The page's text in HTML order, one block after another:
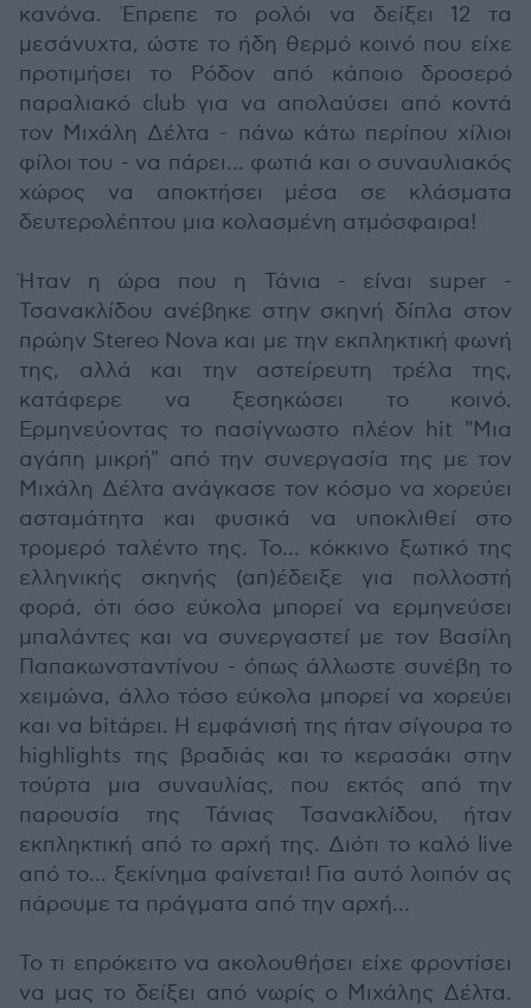
κανόνα. Έπρεπε το ρολόι να δείξει 12 τα
μεσάνυχτα, ώστε το ήδη θερμό κοινό που είχε
προτιμήσει το Ρόδον από κάποιο δροσερό
παραλιακό club για να απολαύσει από κοντά
τον Μιχάλη Δέλτα - πάνω κάτω περίπου χίλιοι
φίλοι του - να πάρει… φωτιά και ο συναυλιακός
χώρος να αποκτήσει μέσα σε κλάσματα
δευτερολέπτου μια κολασμένη ατμόσφαιρα!
Ήταν η ώρα που η Τάνια - είναι super -
Τσανακλίδου ανέβηκε στην σκηνή δίπλα στον
πρώην Stereo Nova και με την εκπληκτική φωνή
της, αλλά και την αστείρευτη τρέλα της,
κατάφερε να ξεσηκώσει το κοινό.
Ερμηνεύοντας το πασίγνωστο πλέον hit "Μια
αγάπη μικρή" από την συνεργασία της με τον
Μιχάλη Δέλτα ανάγκασε τον κόσμο να χορεύει
ασταμάτητα και φυσικά να υποκλιθεί στο
τρομερό ταλέντο της. Το… κόκκινο ξωτικό της
ελληνικής σκηνής (απ)έδειξε για πολλοστή
φορά, ότι όσο εύκολα μπορεί να ερμηνεύσει
μπαλάντες και να συνεργαστεί με τον Βασίλη
Παπακωνσταντίνου - όπως άλλωστε συνέβη το
χειμώνα, άλλο τόσο εύκολα μπορεί να χορεύει
και να bitάρει. Η εμφάνισή της ήταν σίγουρα το
highlights της βραδιάς και το κερασάκι στην
τούρτα μια συναυλίας, που εκτός από την
παρουσία της Τάνιας Τσανακλίδου, ήταν
εκπληκτική από το αρχή της. Διότι το καλό live
από το… ξεκίνημα φαίνεται! Για αυτό λοιπόν ας
πάρουμε τα πράγματα από την αρχή…
Το τι επρόκειτο να ακολουθήσει είχε φροντίσει
να μας το δείξει από νωρίς ο Μιχάλης Δέλτα.